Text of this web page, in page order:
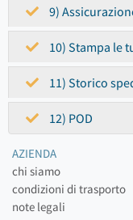
9)
10) Stampa le
11) Storico
12) POD
AZIENDA
chi siamo
condizioni di trasporto
note legali